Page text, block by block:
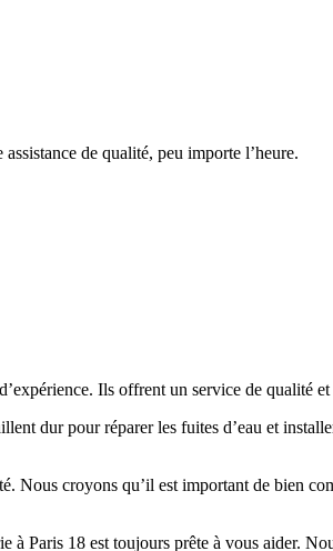
de qualité, peu importe l’heure.
Ils offrent un service de qualité
dur pour réparer les fuites d’eau et
Nous croyons qu’il est important de bien
à Paris 18 est toujours prête à vous aider.